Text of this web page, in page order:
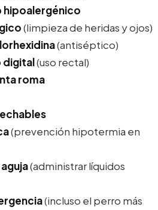
hipoalergénico
(limpieza de heridas y ojos)
(antiséptico)
digital(uso rectal)
roma
(prevención hipotermia en
(administrar líquidos
(incluso el perro más